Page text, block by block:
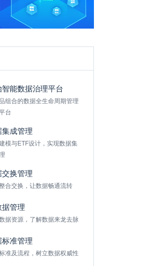
能数据治理平台
组合的数据全生命周期管理
台
成管理
模与ETF设计，实现数据集
换管理
合交换，让数据畅通流转
据管理
据资源，了解数据来龙去脉
准管理
准及流程，树立数据权威性